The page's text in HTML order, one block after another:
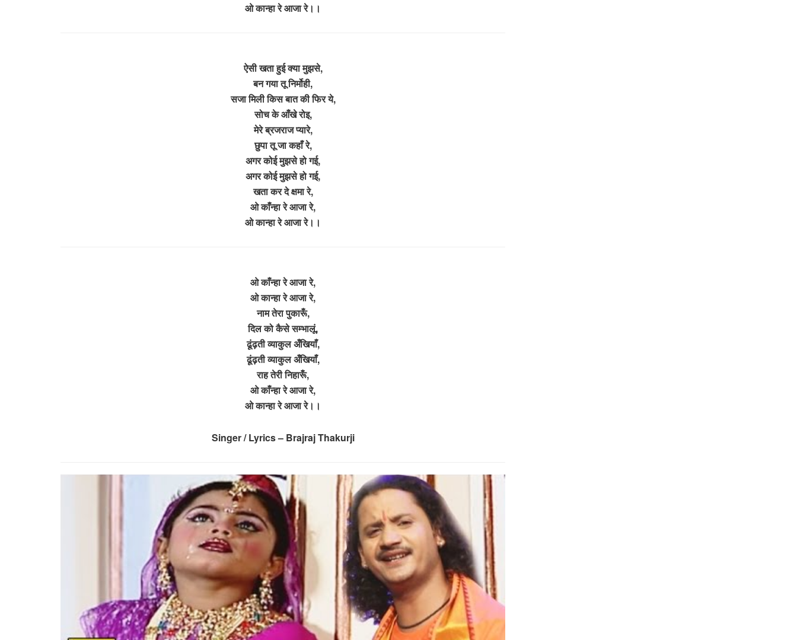
ओ कान्हा रे आजा रे।।
ऐसी खता हुई क्या मुझसे,
बन गया तू निर्मोही,
सजा मिली किस बात की फिर ये,
सोच के आँखे रोइ,
मेरे ब्रजराज प्यारे,
छुपा तू जा कहाँ रे,
अगर कोई मुझसे हो गई,
अगर कोई मुझसे हो गई,
खता कर दे क्षमा रे,
ओ काँन्हा रे आजा रे,
ओ कान्हा रे आजा रे।।
ओ काँन्हा रे आजा रे,
ओ कान्हा रे आजा रे,
नाम तेरा पुकारूँ,
दिल को कैसे सम्भालूं,
ढूंढ़ती व्याकुल अँखियाँ,
ढूंढ़ती व्याकुल अँखियाँ,
राह तेरी निहारूँ,
ओ काँन्हा रे आजा रे,
ओ कान्हा रे आजा रे।।
Singer / Lyrics – Brajraj Thakurji